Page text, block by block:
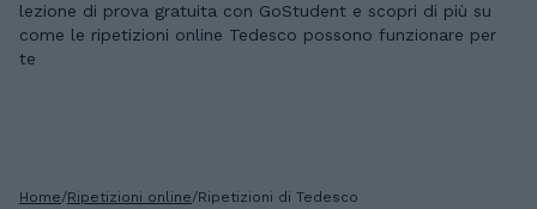
lezione di prova gratuita con GoStudent e scopri di più su
come le ripetizioni online Tedesco possono funzionare per
te
Home/Ripetizioni online/Ripetizioni di Tedesco